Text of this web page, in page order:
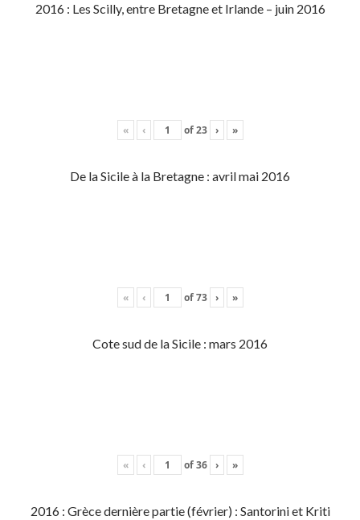
2016 : Les Scilly, entre Bretagne et Irlande – juin 2016
« ‹ of23 › »
De la Sicile à la Bretagne : avril mai 2016
« ‹ of73 › »
Cote sud de la Sicile : mars 2016
« ‹ of36 › »
2016 : Grèce dernière partie (février) : Santorini et Kriti